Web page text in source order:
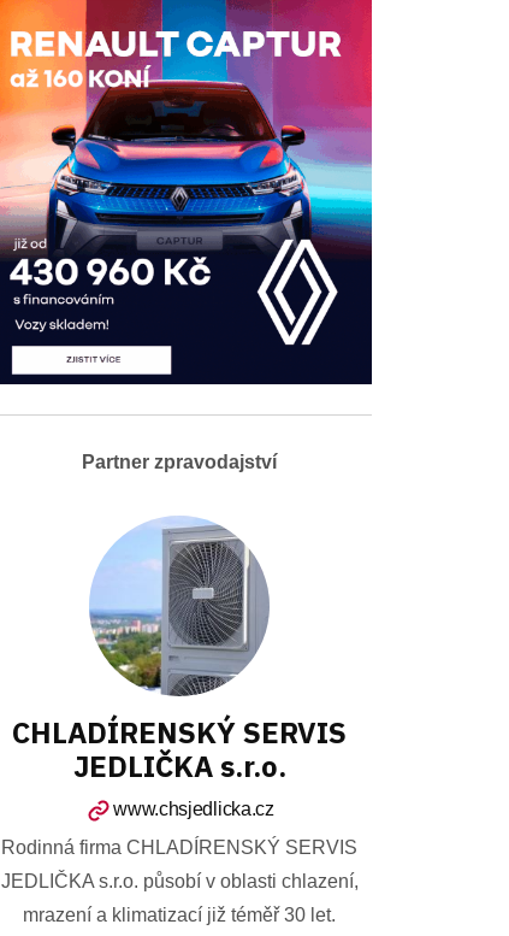
Partner zpravodajství
CHLADÍRENSKÝ SERVIS
JEDLIČKA s.r.o.
www.chsjedlicka.cz
Rodinná firma CHLADÍRENSKÝ SERVIS
JEDLIČKA s.r.o. působí v oblasti chlazení,
mrazení a klimatizací již téměř 30 let.